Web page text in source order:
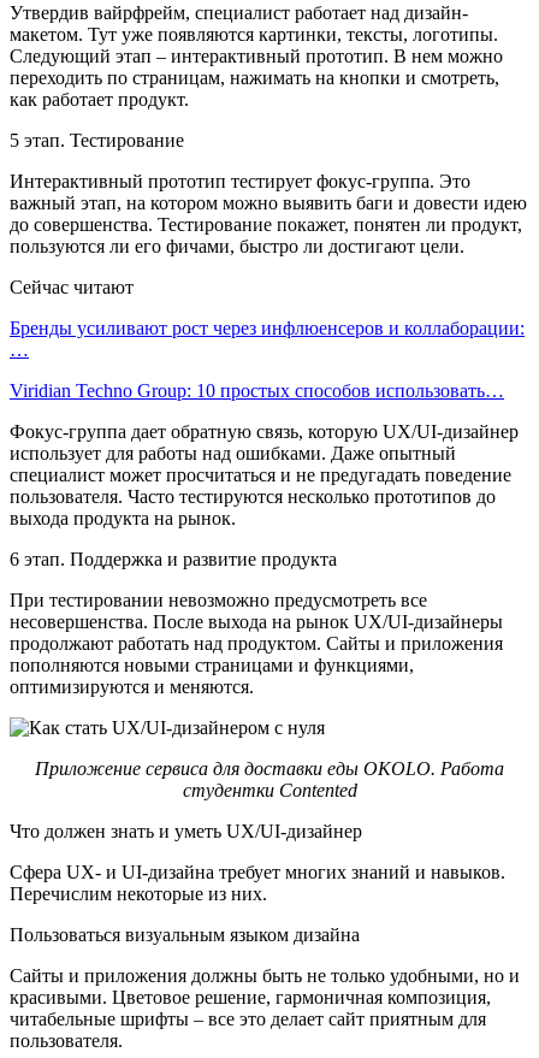
Утвердив вайрфрейм, специалист работает над дизайн-
макетом. Тут уже появляются картинки, тексты, логотипы.
Следующий этап – интерактивный прототип. В нем можно
переходить по страницам, нажимать на кнопки и смотреть,
как работает продукт.
5 этап. Тестирование
Интерактивный прототип тестирует фокус-группа. Это
важный этап, на котором можно выявить баги и довести идею
до совершенства. Тестирование покажет, понятен ли продукт,
пользуются ли его фичами, быстро ли достигают цели.
Сейчас читают
Бренды усиливают рост через инфлюенсеров и коллаборации:
…
Viridian Techno Group: 10 простых способов использовать…
Фокус-группа дает обратную связь, которую UX/UI-дизайнер
использует для работы над ошибками. Даже опытный
специалист может просчитаться и не предугадать поведение
пользователя. Часто тестируются несколько прототипов до
выхода продукта на рынок.
6 этап. Поддержка и развитие продукта
При тестировании невозможно предусмотреть все
несовершенства. После выхода на рынок UX/UI-дизайнеры
продолжают работать над продуктом. Сайты и приложения
пополняются новыми страницами и функциями,
оптимизируются и меняются.
Приложение сервиса для доставки еды OKOLO. Работа
студентки Contented
Что должен знать и уметь UX/UI-дизайнер
Сфера UX- и UI-дизайна требует многих знаний и навыков.
Перечислим некоторые из них.
Пользоваться визуальным языком дизайна
Сайты и приложения должны быть не только удобными, но и
красивыми. Цветовое решение, гармоничная композиция,
читабельные шрифты – все это делает сайт приятным для
пользователя.